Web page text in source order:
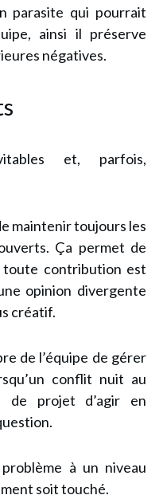
parasite qui pourrait
ainsi il préserve
négatives.
et, parfois,
maintenir toujours les
Ça permet de
contribution est
opinion divergente
créatif.
de l’équipe de gérer
conflit nuit au
de projet d’agir en
à un niveau
soit touché.